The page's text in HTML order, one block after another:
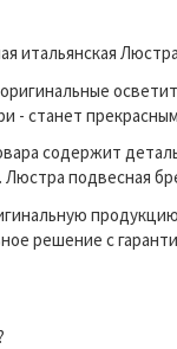
итальянская
- станет
содержит
подвесная
решение с